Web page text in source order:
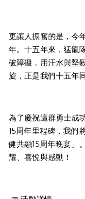
更讓人振奮的是，今
年。十五年來，猛龍
破障礙，用汗水與堅
旋，正是我們十五年
為了慶祝這群勇士成
15周年里程碑，我們
健共融15周年晚宴」
耀、喜悅與感動！